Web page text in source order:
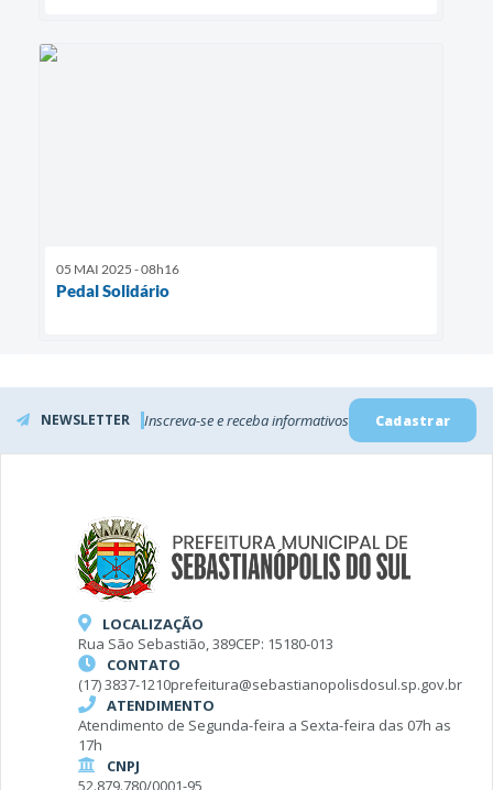
05 MAI 2025 - 08h16
Pedal Solidário
NEWSLETTER Inscreva-se e receba informativos Cadastrar
LOCALIZAÇÃO
Rua São Sebastião, 389CEP: 15180-013
CONTATO
(17) 3837-1210prefeitura@sebastianopolisdosul.sp.gov.br
ATENDIMENTO
Atendimento de Segunda-feira a Sexta-feira das 07h as
17h
CNPJ
52.879.780/0001-95